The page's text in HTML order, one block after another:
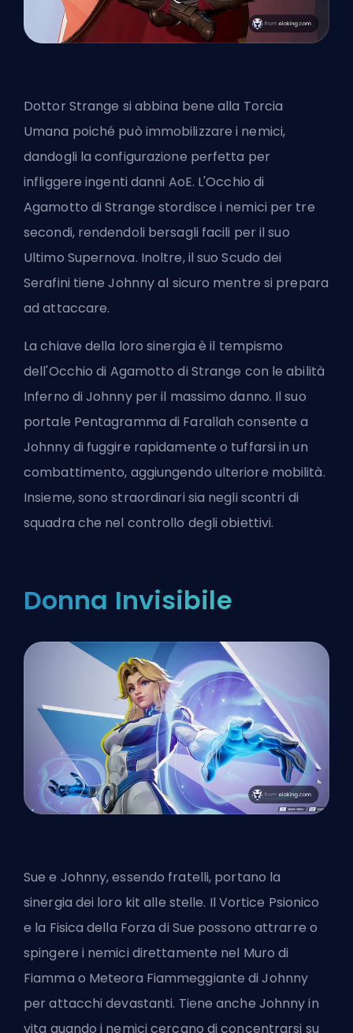
Dottor Strange si abbina bene alla Torcia
Umana poiché può immobilizzare i nemici,
dandogli la configurazione perfetta per
infliggere ingenti danni AoE. L'Occhio di
Agamotto di Strange stordisce i nemici per tre
secondi, rendendoli bersagli facili per il suo
Ultimo Supernova. Inoltre, il suo Scudo dei
Serafini tiene Johnny al sicuro mentre si prepara
ad attaccare.
La chiave della loro sinergia è il tempismo
dell'Occhio di Agamotto di Strange con le abilità
Inferno di Johnny per il massimo danno. Il suo
portale Pentagramma di Farallah consente a
Johnny di fuggire rapidamente o tuffarsi in un
combattimento, aggiungendo ulteriore mobilità.
Insieme, sono straordinari sia negli scontri di
squadra che nel controllo degli obiettivi.
Donna Invisibile
Sue e Johnny, essendo fratelli, portano la
sinergia dei loro kit alle stelle. Il Vortice Psionico
e la Fisica della Forza di Sue possono attrarre o
spingere i nemici direttamente nel Muro di
Fiamma o Meteora Fiammeggiante di Johnny
per attacchi devastanti. Tiene anche Johnny in
vita quando i nemici cercano di concentrarsi su